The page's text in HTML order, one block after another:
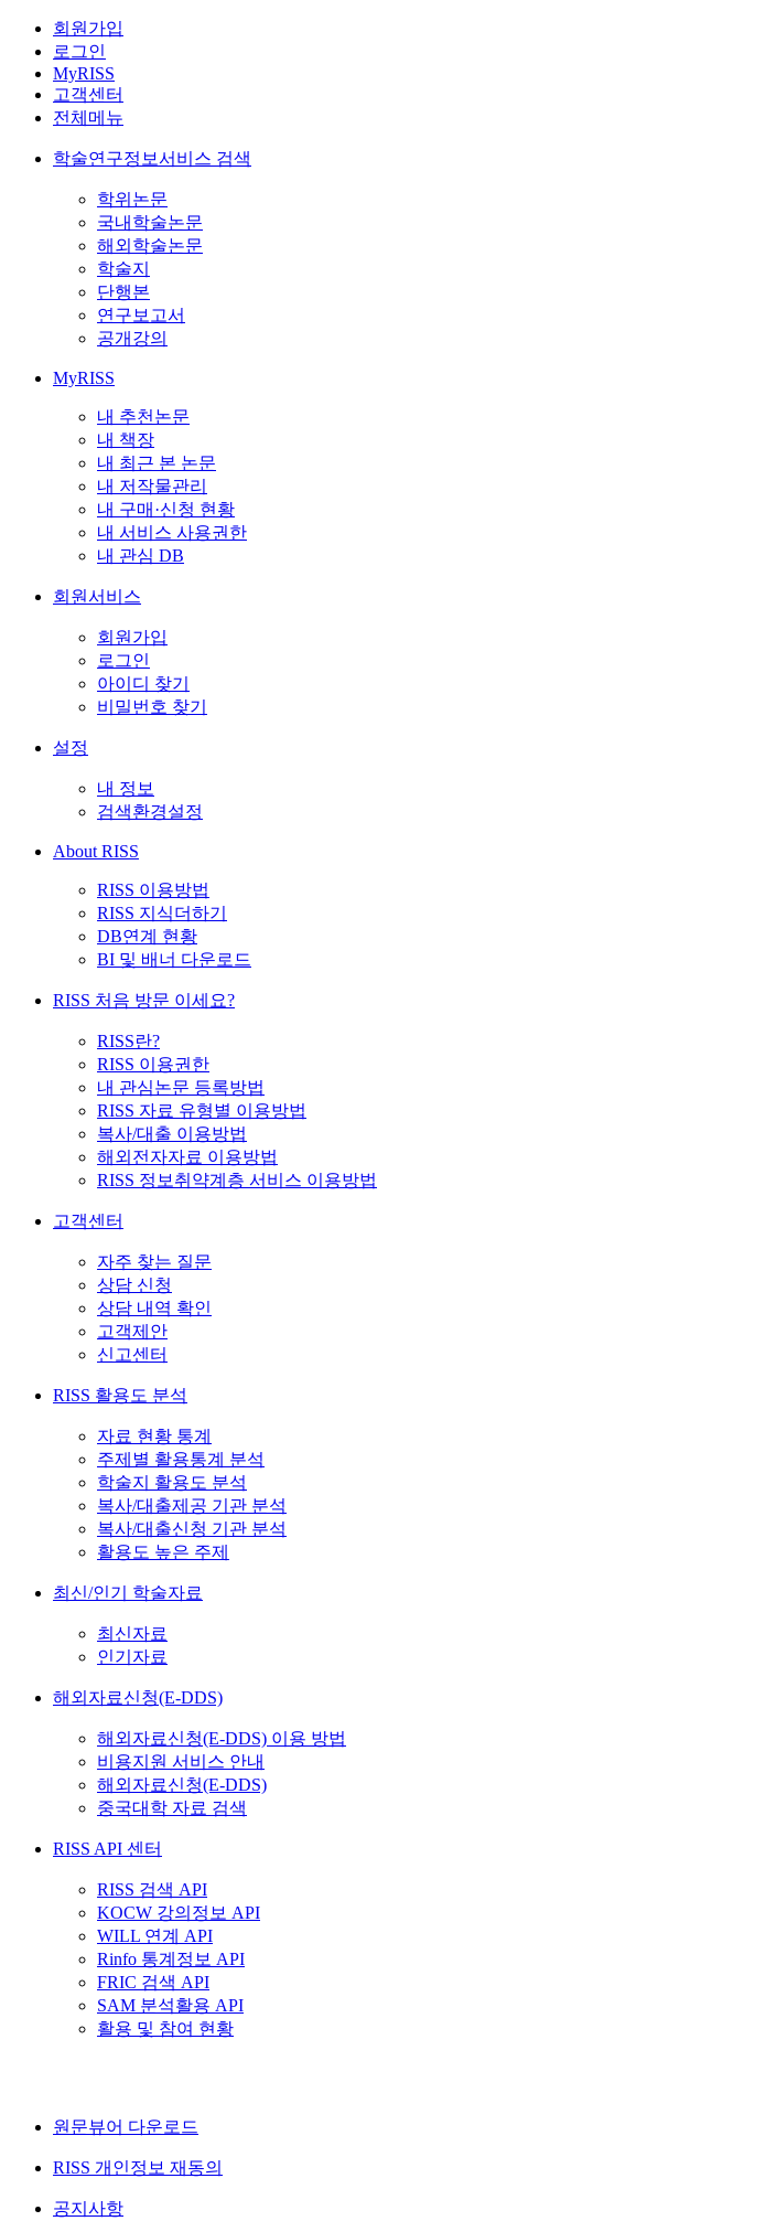
회원가입
로그인
MyRISS
고객센터
전체메뉴
학술연구정보서비스 검색
학위논문
국내학술논문
해외학술논문
학술지
단행본
연구보고서
공개강의
MyRISS
내 추천논문
내 책장
내 최근 본 논문
내 저작물관리
내 구매·신청 현황
내 서비스 사용권한
내 관심 DB
회원서비스
회원가입
로그인
아이디 찾기
비밀번호 찾기
설정
내 정보
검색환경설정
About RISS
RISS 이용방법
RISS 지식더하기
DB연계 현황
BI 및 배너 다운로드
RISS 처음 방문 이세요?
RISS란?
RISS 이용권한
내 관심논문 등록방법
RISS 자료 유형별 이용방법
복사/대출 이용방법
해외전자자료 이용방법
RISS 정보취약계층 서비스 이용방법
고객센터
자주 찾는 질문
상담 신청
상담 내역 확인
고객제안
신고센터
RISS 활용도 분석
자료 현황 통계
주제별 활용통계 분석
학술지 활용도 분석
복사/대출제공 기관 분석
복사/대출신청 기관 분석
활용도 높은 주제
최신/인기 학술자료
최신자료
인기자료
해외자료신청(E-DDS)
해외자료신청(E-DDS) 이용 방법
비용지원 서비스 안내
해외자료신청(E-DDS)
중국대학 자료 검색
RISS API 센터
RISS 검색 API
KOCW 강의정보 API
WILL 연계 API
Rinfo 통계정보 API
FRIC 검색 API
SAM 분석활용 API
활용 및 참여 현황
원문뷰어 다운로드
RISS 개인정보 재동의
공지사항